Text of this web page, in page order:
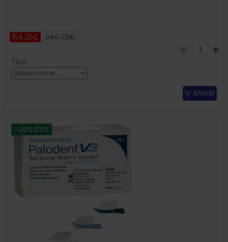
154.25€ 249.72€
Tipo:
Añadir
-20% DTO